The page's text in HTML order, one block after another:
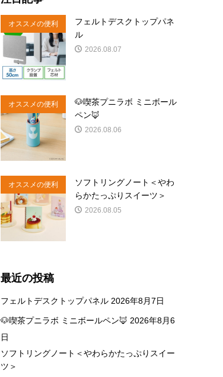
オススメの便利
商品
フェルトデスクトップパネ
ル
2026.08.07
オススメの便利
商品
🐶喫茶プニラボ ミニボール
ペン🦊
2026.08.06
オススメの便利
商品
ソフトリングノート＜やわ
らかたっぷりスイーツ＞
2026.08.05
最近の投稿
フェルトデスクトップパネル 2026年8月7日
🐶喫茶プニラボ ミニボールペン🦊 2026年8月6
日
ソフトリングノート＜やわらかたっぷりスイー
ツ＞